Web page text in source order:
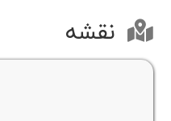
نقشه